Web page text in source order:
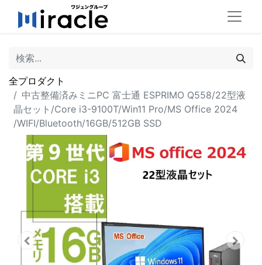
全プロダクト
中古整備済みミニPC 富士通 ESPRIMO Q558/22型液
晶セット/Core i3-9100T/Win11 Pro/MS Office 2024
/WIFI/Bluetooth/16GB/512GB SSD